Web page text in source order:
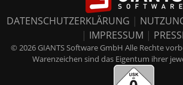
DATENSCHUTZERKLÄRUNG |
| IMPRESSUM |
© 2026 GIANTS Software GmbH Alle Rechte
Warenzeichen sind das Eigentum ihrer